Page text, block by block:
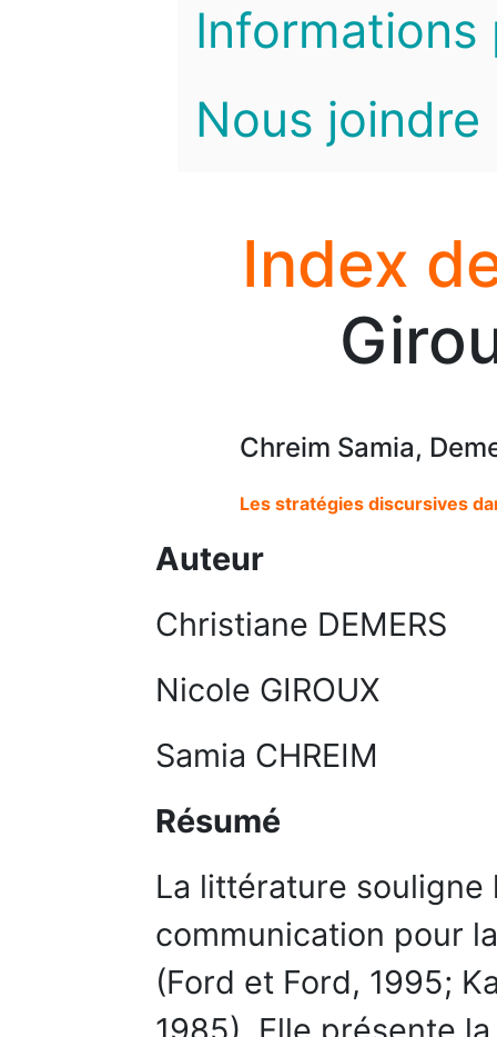
Informations
Nous joindre
Index
Chreim Samia,
Les stratégies discursives
Auteur
Christiane DEMERS
Nicole GIROUX
Samia CHREIM
Résumé
La littérature
communication pour
(Ford et Ford, 1995;